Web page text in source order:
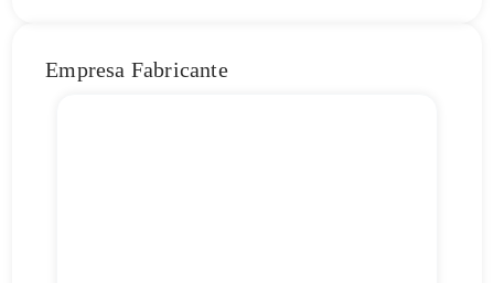
Empresa Fabricante